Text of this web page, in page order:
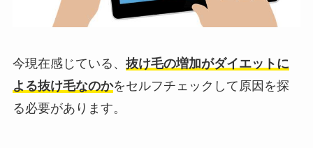
今現在感じている、 抜け毛の増加がダイエットに
よる抜け毛なのかをセルフチェックして原因を探
る必要があります。